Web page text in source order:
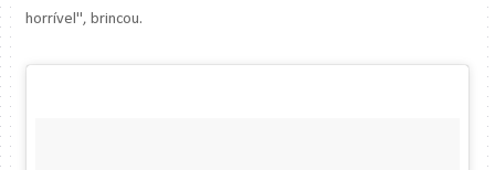
horrível", brincou.